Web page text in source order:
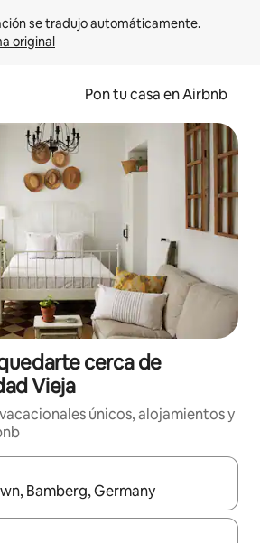
original
Pon tu casa en Airbnb
cerca de
Vieja
únicos, alojamientos y
estén disponibles, navega con las